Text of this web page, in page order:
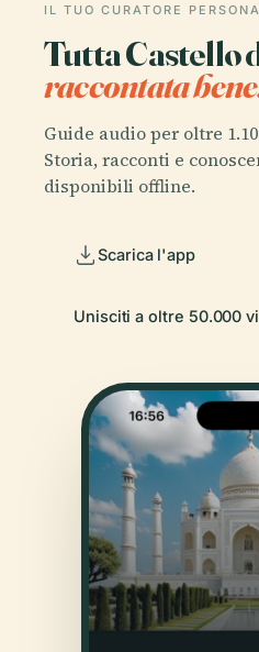
IL TUO CURATORE
Tutta Castello
raccontata
Guide audio per oltre
Storia, racconti e
disponibili offline.
Scarica l'app
Unisciti a oltre 50.000